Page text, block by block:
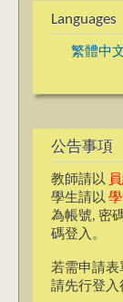
Languages
繁體中
公告事項
教師請以
學生請以
為帳號, 密
碼登入。
若需申請表
請先行登入